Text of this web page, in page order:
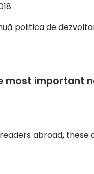
politica de
most important
abroad,